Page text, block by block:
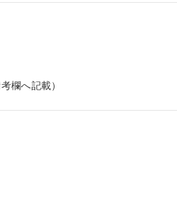
欄へ記載）